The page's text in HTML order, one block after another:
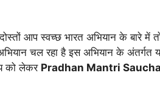
आप स्वच्छ भारत अभियान के बारे में
चल रहा है इस अभियान के अंतर्गत
को लेकर Pradhan Mantri